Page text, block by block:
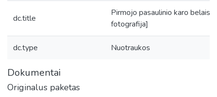
dc.title
Pirmojo pasaulinio karo
fotografija]
dc.type Nuotraukos
Dokumentai
Originalus paketas